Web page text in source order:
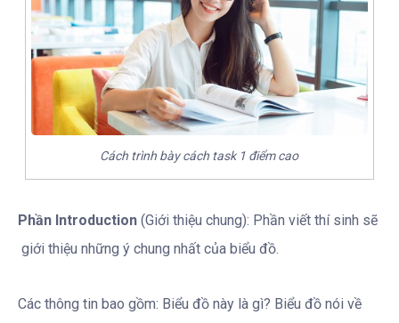
Cách trình bày cách task 1 điểm cao
Phần Introduction (Giới thiệu chung): Phần viết thí sinh sẽ
giới thiệu những ý chung nhất của biểu đồ.
Các thông tin bao gồm: Biểu đồ này là gì? Biểu đồ nói về